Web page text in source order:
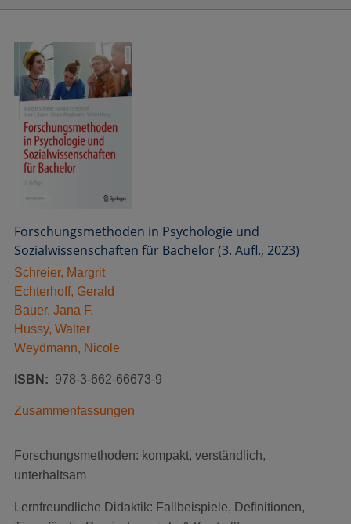
Forschungsmethoden in Psychologie und
Sozialwissenschaften für Bachelor (3. Aufl., 2023)
Schreier, Margrit
Echterhoff, Gerald
Bauer, Jana F.
Hussy, Walter
Weydmann, Nicole
ISBN 978-3-662-66673-9
Zusammenfassungen
Forschungsmethoden: kompakt, verständlich,
unterhaltsam
Lernfreundliche Didaktik: Fallbeispiele, Definitionen,